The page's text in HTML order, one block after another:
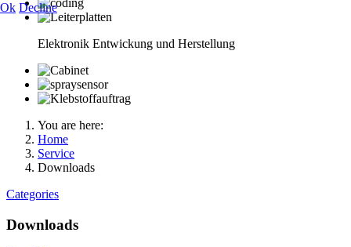
Elektronik Entwickung und Herstellung
You are here:
Home
Service
Downloads
Categories
Downloads
Ok Decline